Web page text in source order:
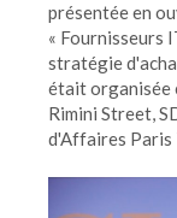
présentée en
« Fournisseurs
stratégie
était organisée
Rimini Street,
d'Affaires Paris